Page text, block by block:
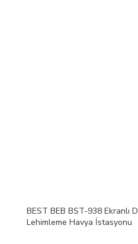
BEST BEB BST-938 Ekranlı
Lehimleme Havya İstasyonu